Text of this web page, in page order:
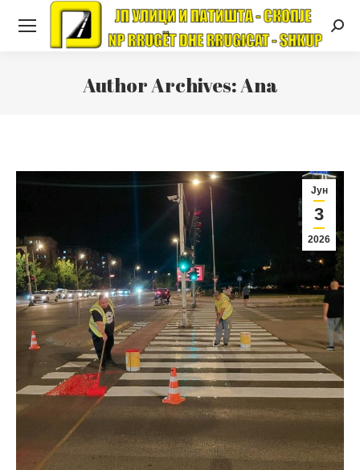
Author Archives:Ana
Јун
3
2026